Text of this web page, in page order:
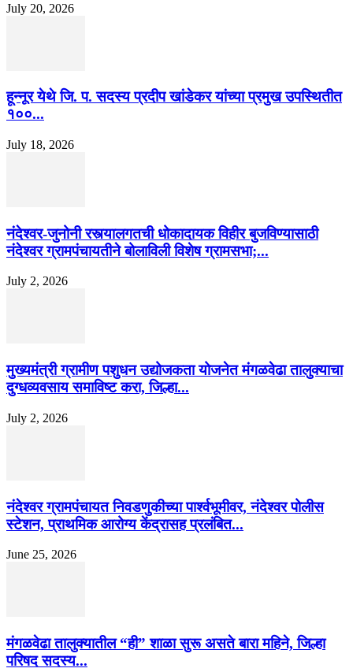
July 20, 2026
हून्नूर येथे जि. प. सदस्य प्रदीप खांडेकर यांच्या प्रमुख उपस्थितीत
१००...
July 18, 2026
नंदेश्वर-जुनोनी रस्त्यालगतची धोकादायक विहीर बुजविण्यासाठी
नंदेश्वर ग्रामपंचायतीने बोलाविली विशेष ग्रामसभा;...
July 2, 2026
मुख्यमंत्री ग्रामीण पशुधन उद्योजकता योजनेत मंगळवेढा तालुक्याचा
दुग्धव्यवसाय समाविष्ट करा, जिल्हा...
July 2, 2026
नंदेश्वर ग्रामपंचायत निवडणुकीच्या पार्श्वभूमीवर, नंदेश्वर पोलीस
स्टेशन, प्राथमिक आरोग्य केंद्रासह प्रलंबित...
June 25, 2026
मंगळवेढा तालुक्यातील “ही” शाळा सुरू असते बारा महिने, जिल्हा
परिषद सदस्य...